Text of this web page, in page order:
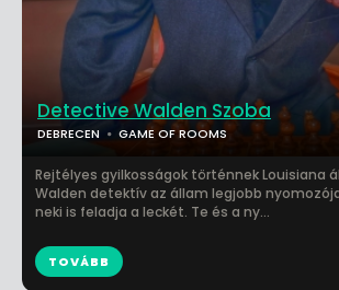
Detective Walden Szoba
DEBRECEN GAME OF ROOMS
Rejtélyes gyilkosságok történnek Louisiana
Walden detektív az állam legjobb
neki is feladja a leckét. Te és a ny...
TOVÁBB